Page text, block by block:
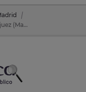
Oposiciones de Personal de Oficios en Aranjuez (Madrid)